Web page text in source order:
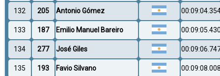
132 205 Antonio Gómez
133 187 Emilio Manuel Bareiro
134 277 José Giles
135 193 Favio Silvano